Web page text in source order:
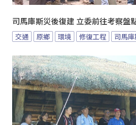
司馬庫斯災後復建 立委前往考察盤
交通 原鄉 環境 修復工程 司馬